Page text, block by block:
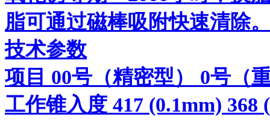
脂可通过磁棒吸附快速清除
技术参数
项目 00号（精密型） 0号（
工作锥入度 417 (0.1mm) 368